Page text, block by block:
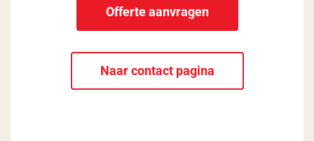
Offerte aanvragen
Naar contact pagina